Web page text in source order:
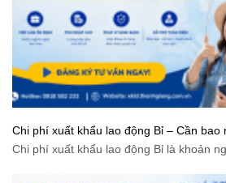
Chi phí xuất khẩu lao động Bỉ – Cần bao
Chi phí xuất khẩu lao động Bỉ là khoản